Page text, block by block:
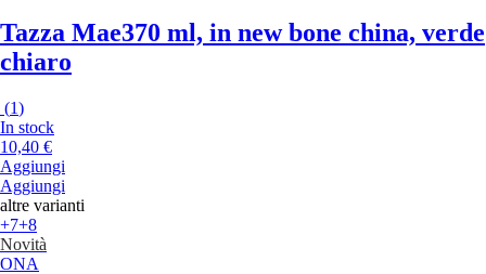
Tazza Mae370 ml, in new bone china, verde
chiaro
(1)
In stock
10,40 €
Aggiungi
Aggiungi
altre varianti
+7+8
Novità
ONA